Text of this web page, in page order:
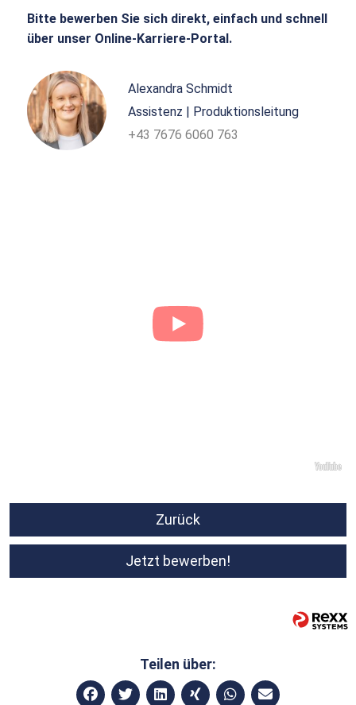
Bitte bewerben Sie sich direkt, einfach und schnell
über unser Online-Karriere-Portal.
Alexandra Schmidt
Assistenz | Produktionsleitung
+43 7676 6060 763
Zurück
Jetzt bewerben!
Teilen über: